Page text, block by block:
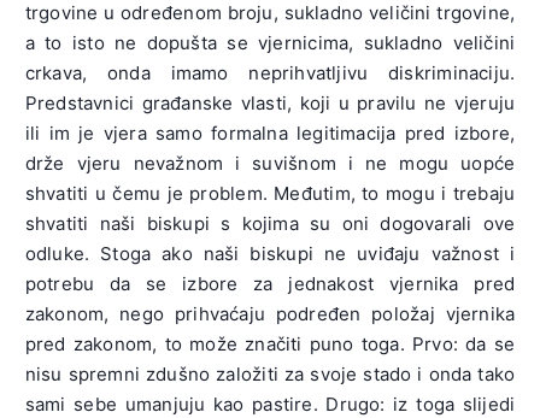
trgovine u određenom broju, sukladno veličini trgovine,
a to isto ne dopušta se vjernicima, sukladno veličini
crkava, onda imamo neprihvatljivu diskriminaciju.
Predstavnici građanske vlasti, koji u pravilu ne vjeruju
ili im je vjera samo formalna legitimacija pred izbore,
drže vjeru nevažnom i suvišnom i ne mogu uopće
shvatiti u čemu je problem. Međutim, to mogu i trebaju
shvatiti naši biskupi s kojima su oni dogovarali ove
odluke. Stoga ako naši biskupi ne uviđaju važnost i
potrebu da se izbore za jednakost vjernika pred
zakonom, nego prihvaćaju podređen položaj vjernika
pred zakonom, to može značiti puno toga. Prvo: da se
nisu spremni zdušno založiti za svoje stado i onda tako
sami sebe umanjuju kao pastire. Drugo: iz toga slijedi